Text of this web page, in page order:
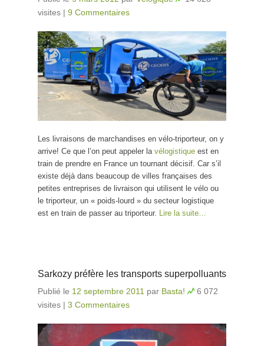
visites | 9 Commentaires
Les livraisons de marchandises en vélo-triporteur, on y
arrive! Ce que l’on peut appeler la vélogistique est en
train de prendre en France un tournant décisif. Car s’il
existe déjà dans beaucoup de villes françaises des
petites entreprises de livraison qui utilisent le vélo ou
le triporteur, un « poids-lourd » du secteur logistique
est en train de passer au triporteur.
Lire la suite…
Sarkozy préfère les transports superpolluants
Publié le 12 septembre 2011 par Basta!
6 072
visites | 3 Commentaires